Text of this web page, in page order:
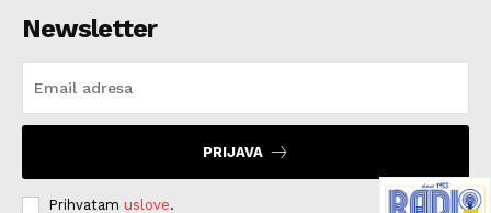
Newsletter
PRIJAVA
Prihvatam uslove.